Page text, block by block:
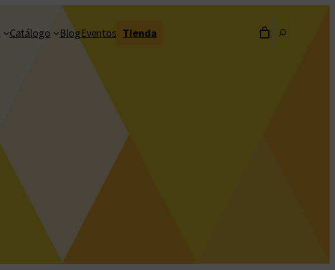
Catálogo BlogEventos Tienda